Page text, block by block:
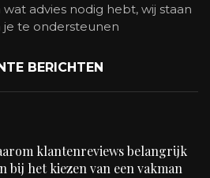
advies nodig hebt, wij staan
je te ondersteunen
BERICHTEN
klantenreviews belangrijk
bij het kiezen van een vakman